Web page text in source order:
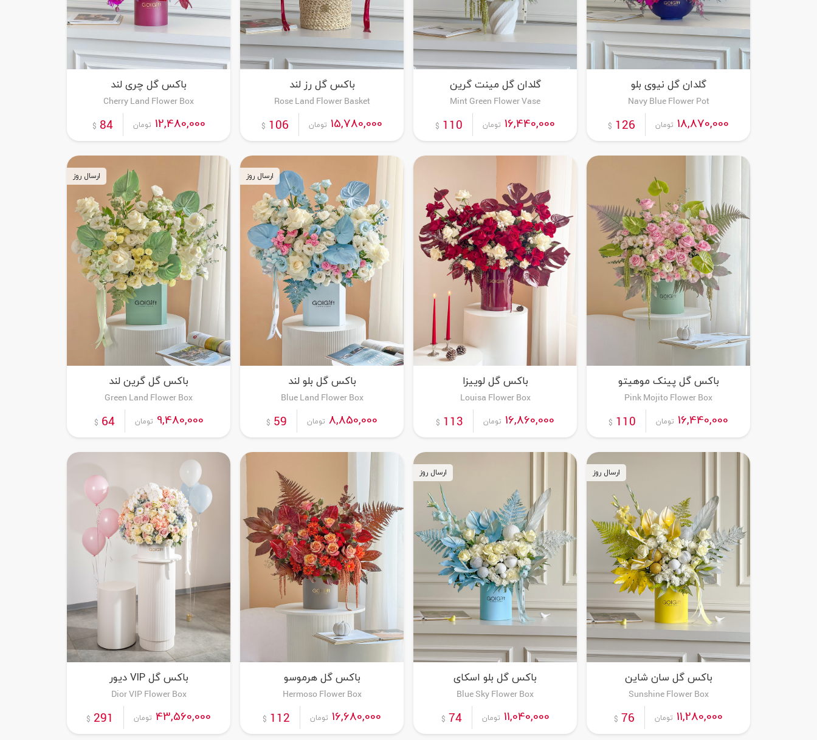
گلدان گل نیوی بلو
Navy Blue Flower Pot
18,870,000 تومان 126
$
گلدان گل مینت گرین
Mint Green Flower Vase
16,440,000 تومان 110
$
باکس گل رز لند
Rose Land Flower Basket
15,780,000 تومان 106
$
باکس گل چری لند
Cherry Land Flower Box
12,480,000 تومان 84
$
باکس گل پینک موهیتو
Pink Mojito Flower Box
16,440,000 تومان 110
$
باکس گل لوییزا
Louisa Flower Box
16,860,000 تومان 113
$
سفارش این محصول
باکس گل بلو لند
Blue Land Flower Box
8,850,000 تومان 59
$
ارسال روز
باکس گل گرین لند
Green Land Flower Box
9,480,000 تومان 64
$
ارسال روز
باکس گل سان شاین
Sunshine Flower Box
11,280,000 تومان 76
$
ارسال روز
باکس گل بلو اسکای
Blue Sky Flower Box
11,040,000 تومان 74
$
ارسال روز
باکس گل هرموسو
Hermoso Flower Box
16,680,000 تومان 112
$
باکس گل VIP دیور
Dior VIP Flower Box
43,560,000 تومان 291
$